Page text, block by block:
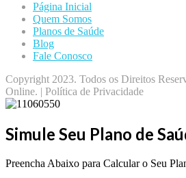
Página Inicial
Quem Somos
Planos de Saúde
Blog
Fale Conosco
Copyright 2023. Todos os Direitos
Online. | Política de Privacidade
Simule Seu Plano de
Preencha Abaixo para Calcular o Seu